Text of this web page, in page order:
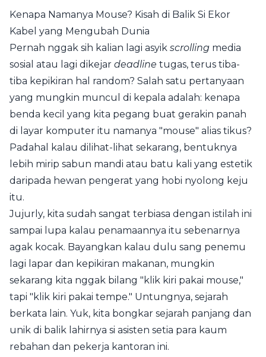
Kenapa Namanya Mouse? Kisah di Balik Si Ekor
Kabel yang Mengubah Dunia
Pernah nggak sih kalian lagi asyik scrolling media
sosial atau lagi dikejar deadline tugas, terus tiba-
tiba kepikiran hal random? Salah satu pertanyaan
yang mungkin muncul di kepala adalah: kenapa
benda kecil yang kita pegang buat gerakin panah
di layar komputer itu namanya "mouse" alias tikus?
Padahal kalau dilihat-lihat sekarang, bentuknya
lebih mirip sabun mandi atau batu kali yang estetik
daripada hewan pengerat yang hobi nyolong keju
itu.
Jujurly, kita sudah sangat terbiasa dengan istilah ini
sampai lupa kalau penamaannya itu sebenarnya
agak kocak. Bayangkan kalau dulu sang penemu
lagi lapar dan kepikiran makanan, mungkin
sekarang kita nggak bilang "klik kiri pakai mouse,"
tapi "klik kiri pakai tempe." Untungnya, sejarah
berkata lain. Yuk, kita bongkar sejarah panjang dan
unik di balik lahirnya si asisten setia para kaum
rebahan dan pekerja kantoran ini.